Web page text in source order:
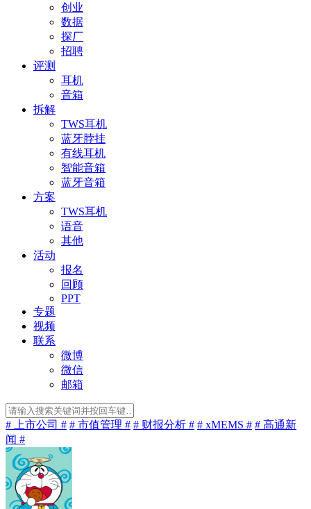
创业
数据
探厂
招聘
评测
耳机
音箱
拆解
TWS耳机
蓝牙脖挂
有线耳机
智能音箱
蓝牙音箱
方案
TWS耳机
语音
其他
活动
报名
回顾
PPT
专题
视频
联系
微博
微信
邮箱
# 上市公司 # # 市值管理 # # 财报分析 # # xMEMS # # 高通新
闻 #